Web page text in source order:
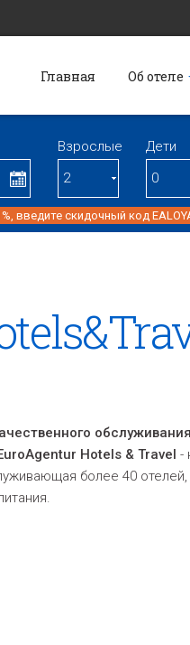
Главная Об отеле
Взрослые Дети
введите скидочный код
обслуживания
Hotels & Travel -
более 40